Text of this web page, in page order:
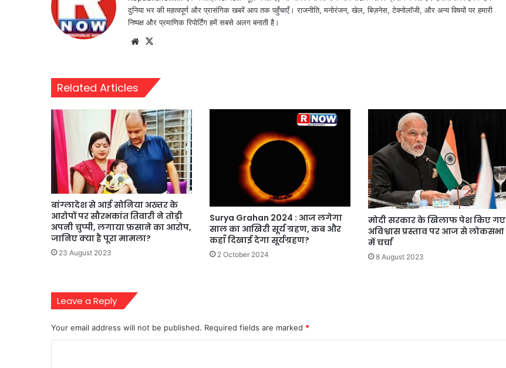
दुनिया भर की महत्वपूर्ण और प्रासंगिक खबरें आप तक पहुँचाएँ। राजनीति, मनोरंजन, खेल, बिज़नेस, टेक्नोलॉजी, और अन्य विषयों पर हमारी
निष्पक्ष और प्रमाणिक रिपोर्टिंग हमें सबसे अलग बनाती है।
Website
Related Articles
बांग्लादेश से आई सोनिया अख्तर के
आरोपों पर सौरभकांत तिवारी ने तोड़ी
अपनी चुप्पी, लगाया फ़साने का आरोप,
जानिए क्या है पूरा मामला?
23 August 2023
Surya Grahan 2024 : आज लगेगा
साल का आखिरी सूर्य ग्रहण, कब और
कहाँ दिखाई देगा सूर्यग्रहण?
2 October 2024
मोदी सरकार के खिलाफ पेश किए गए
अविश्वास प्रस्ताव पर आज से लोकसभा
में चर्चा
8 August 2023
Leave a Reply
Your email address will not be published. Required fields are marked *